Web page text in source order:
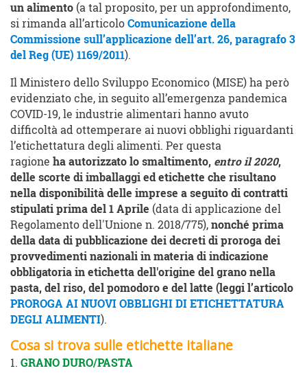
un alimento (a tal proposito, per un approfondimento,
si rimanda all’articolo Comunicazione della
Commissione sull’applicazione dell’art. 26, paragrafo 3
del Reg (UE) 1169/2011).
Il Ministero dello Sviluppo Economico (MISE) ha però
evidenziato che, in seguito all’emergenza pandemica
COVID-19, le industrie alimentari hanno avuto
difficoltà ad ottemperare ai nuovi obblighi riguardanti
l’etichettatura degli alimenti. Per questa
ragione ha autorizzato lo smaltimento, entro il 2020,
delle scorte di imballaggi ed etichette che risultano
nella disponibilità delle imprese a seguito di contratti
stipulati prima del 1 Aprile (data di applicazione del
Regolamento dell'Unione n. 2018/775), nonché prima
della data di pubblicazione dei decreti di proroga dei
provvedimenti nazionali in materia di indicazione
obbligatoria in etichetta dell'origine del grano nella
pasta, del riso, del pomodoro e del latte (leggi l’articolo
PROROGA AI NUOVI OBBLIGHI DI ETICHETTATURA
DEGLI ALIMENTI).
Cosa si trova sulle etichette italiane
1. GRANO DURO/PASTA